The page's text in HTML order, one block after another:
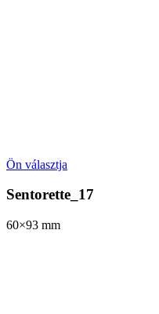
Ön választja
Sentorette_17
60×93 mm